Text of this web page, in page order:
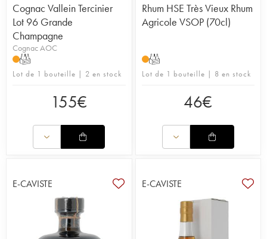
Cognac Vallein Tercinier
Lot 96 Grande
Champagne
Cognac AOC
T
Lot de 1 bouteille | 2 en stock
155€
Rhum HSE Très Vieux Rhum
Agricole VSOP (70cl)
T
Lot de 1 bouteille | 8 en stock
46€
E-CAVISTE E-CAVISTE